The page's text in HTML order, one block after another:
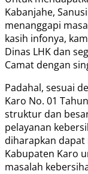
Kabanjahe,
menanggapi
kasih infonya,
Dinas LHK dan
Camat dengan
Padahal, sesuai
Karo No. 01
struktur dan
pelayanan
diharapkan
Kabupaten Karo
masalah